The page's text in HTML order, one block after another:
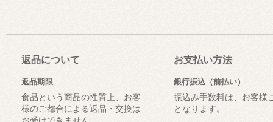
返品について
返品期限
食品という商品の性質上、お客
様のご都合による返品・交換は
お支払い方法
銀行振込（前払い）
振込み手数料は、お客様
となります。